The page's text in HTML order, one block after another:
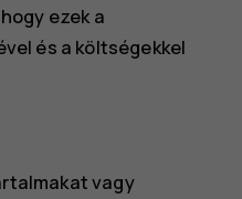
ezek a
és a költségekkel
vagy